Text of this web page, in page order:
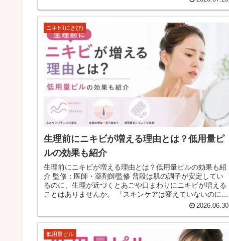
ニキビ(にきび)
生理前にニキビが増える理由とは？低用量ピ
ルの効果も紹介
生理前にニキビが増える理由とは？低用量ピルの効果も紹
介 監修：医師・薬剤師監修 普段は肌の調子が安定してい
るのに、生理が近づくとあごや口まわりにニキビが増える
ことはありませんか。 「スキンケアは変えていないのに、
2026.06.30
低用量ピル